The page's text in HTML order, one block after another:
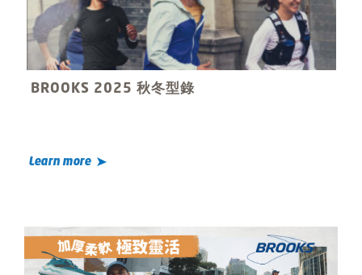
BROOKS 2025 秋冬型錄
Learn more